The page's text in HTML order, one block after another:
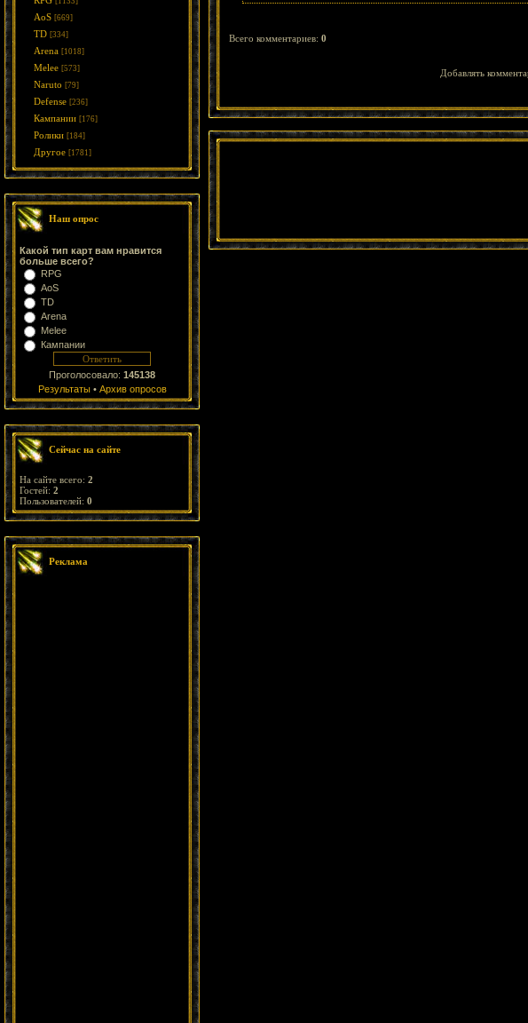
AoS [669]
TD [334]
Arena [1018]
Melee [573]
Naruto [79]
Defense [236]
Кампании [176]
Ролики [184]
Другое [1781]
Наш опрос
Какой тип карт вам нравится
больше всего?
RPG
AoS
TD
Arena
Melee
Кампании
Проголосовало: 145138
Результаты• Архив опросов
Сейчас на сайте
На сайте всего: 2
Гостей: 2
Пользователей: 0
Реклама
Всего комментариев: 0
Добавлять